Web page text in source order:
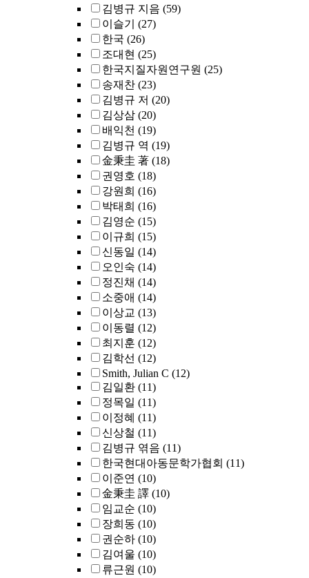
김병규 지음 (59)
이슬기
(27)
한국 (26)
조대현 (25)
한국지질자원연구원 (25)
송재찬 (23)
김병규 저 (20)
김상삼 (20)
배익천 (19)
김병규 역 (19)
金秉圭 著 (18)
권영호 (18)
강원희 (16)
박태희 (16)
김영순 (15)
이규희 (15)
신동일 (14)
오인숙 (14)
정진채 (14)
소중애 (14)
이상교 (13)
이동렬 (12)
최지훈 (12)
김학선 (12)
Smith, Julian C (12)
김일환 (11)
정목일 (11)
이정혜 (11)
신상철 (11)
김병규 엮음 (11)
한국현대아동문학가협회 (11)
이준연 (10)
金秉圭 譯 (10)
임교순 (10)
장희동 (10)
권순하 (10)
김여울 (10)
류근원 (10)